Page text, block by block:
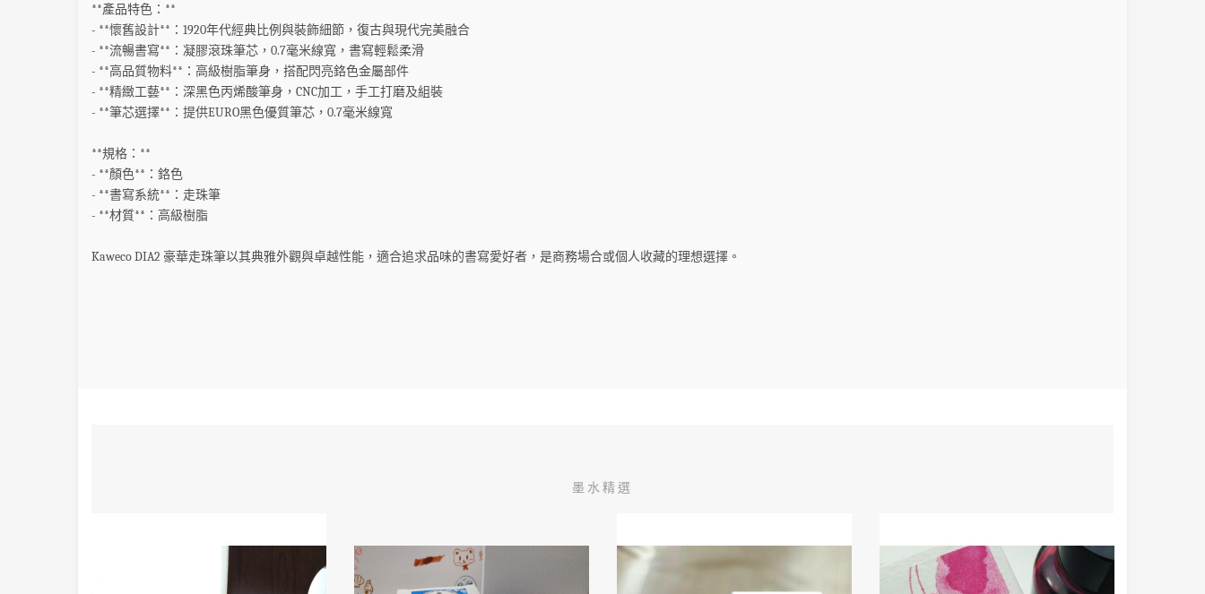
**產品特色：**
- **懷舊設計**：1920年代經典比例與裝飾細節，復古與現代完美融合
- **流暢書寫**：凝膠滾珠筆芯，0.7毫米線寬，書寫輕鬆柔滑
- **高品質物料**：高級樹脂筆身，搭配閃亮鉻色金屬部件
- **精緻工藝**：深黑色丙烯酸筆身，CNC加工，手工打磨及組裝
- **筆芯選擇**：提供EURO黑色優質筆芯，0.7毫米線寬
**規格：**
- **顏色**：鉻色
- **書寫系統**：走珠筆
- **材質**：高級樹脂
Kaweco DIA2 豪華走珠筆以其典雅外觀與卓越性能，適合追求品味的書寫愛好者，是商務場合或個人收藏的理想選擇。
墨水精選